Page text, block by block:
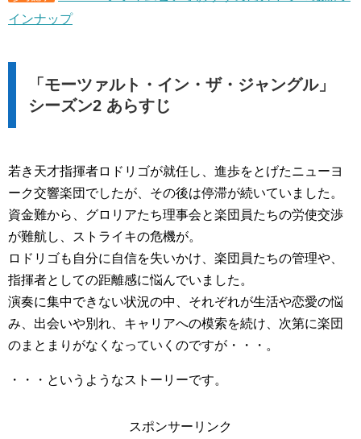
インナップ
「モーツァルト・イン・ザ・ジャングル」
シーズン2 あらすじ
若き天才指揮者ロドリゴが就任し、進歩をとげたニューヨ
ーク交響楽団でしたが、その後は停滞が続いていました。
資金難から、グロリアたち理事会と楽団員たちの労使交渉
が難航し、ストライキの危機が。
ロドリゴも自分に自信を失いかけ、楽団員たちの管理や、
指揮者としての距離感に悩んでいました。
演奏に集中できない状況の中、それぞれが生活や恋愛の悩
み、出会いや別れ、キャリアへの模索を続け、次第に楽団
のまとまりがなくなっていくのですが・・・。
・・・というようなストーリーです。
スポンサーリンク